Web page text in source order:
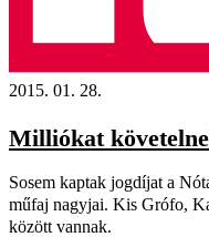
2015. 01. 28.
Milliókat
Sosem kaptak jogdíjat a
műfaj nagyjai. Kis Grófo,
között vannak.